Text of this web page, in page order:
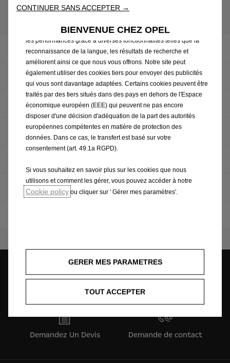
Après-vente & accessoires
Offres de services
Contrôles & inspections
Réparations
Campagnes de rappel
Navigation
Trouvez une concession Demandez Un Essai
Demandez Un Devis Demande de contact
CONTINUER SANS ACCEPTER →
BIENVENUE CHEZ OPEL
expérience sur notre site. Les cookies nous permettent de vous
gestion du réseau et l’accessibilité. Ils améliorent la convivialité et
les performances grâce à diverses fonctionnalités telles que la
reconnaissance de la langue, les résultats de recherche et
améliorent ainsi ce que nous vous offrons. Notre site peut
également utiliser des cookies tiers pour envoyer des publicités
qui vous sont davantage adaptées. Certains cookies peuvent être
traités par des tiers situés dans des pays en dehors de l'Espace
économique européen (EEE) qui peuvent ne pas encore
disposer d'une décision d'adéquation de la part des autorités
européennes compétentes en matière de protection des
données. Dans ce cas, le transfert est basé sur votre
consentement (art. 49.1a RGPD).
Si vous souhaitez en savoir plus sur les cookies que nous
utilisons et comment les gérer, vous pouvez accéder à notre
Cookie policy ou cliquer sur ' Gérer mes paramètres'.
GERER MES PARAMETRES
TOUT ACCEPTER